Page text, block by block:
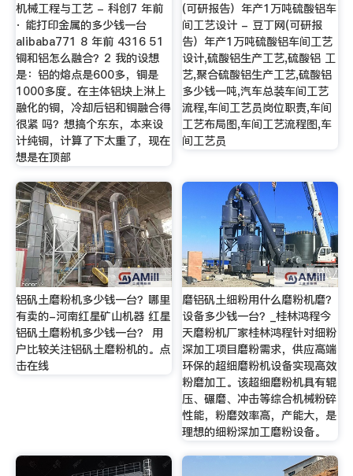
机械工程与工艺 - 科创7 年前
· 能打印金属的多少钱一台
alibaba771 8 年前 4316 51
铜和铝怎么融合？2 我的设想
是：铝的熔点是600多，铜是
1000多度。在主体铝块上淋上
融化的铜，冷却后铝和铜融合得
很紧 吗？想搞个东东，本来设
计纯铜，计算了下太重了，现在
想是在顶部
(可研报告）年产1万吨硫酸铝车
间工艺设计 - 豆丁网(可研报
告）年产1万吨硫酸铝车间工艺
设计,硫酸铝生产工艺,硫酸铝 工
艺,聚合硫酸铝生产工艺,硫酸铝
多少钱一吨,汽车总装车间工艺
流程,车间工艺员岗位职责,车间
工艺布局图,车间工艺流程图,车
间工艺员
铝矾土磨粉机多少钱一台？哪里
有卖的-河南红星矿山机器 红星
铝矾土磨粉机多少钱一台？ 用
户比较关注铝矾土磨粉机的。点
击在线
磨铝矾土细粉用什么磨粉机磨？
设备多少钱一台？_桂林鸿程今
天磨粉机厂家桂林鸿程针对细粉
深加工项目磨粉需求，供应高端
环保的超细磨粉机设备实现高效
粉磨加工。该超细磨粉机具有辊
压、碾磨、冲击等综合机械粉碎
性能，粉磨效率高，产能大，是
理想的细粉深加工磨粉设备。